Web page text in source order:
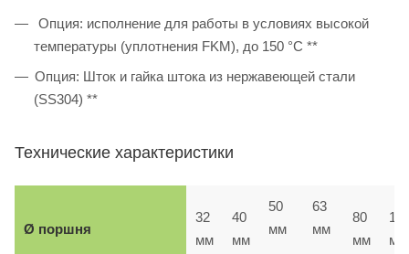
Опция: исполнение для работы в условиях высокой
температуры (уплотнения FKM), до 150 °C **
Опция: Шток и гайка штока из нержавеющей стали
(SS304) **
Технические характеристики
Ø поршня
32
мм
40
мм
50
мм
63
мм
80
мм
мм